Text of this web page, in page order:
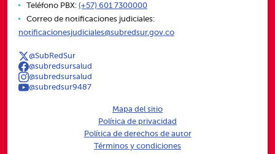
Teléfono PBX: (+57) 601 7300000
Correo de notificaciones judiciales:
notificacionesjudiciales@subredsur.gov.co
@SubRedSur
@subredsursalud
@subredsursalud
@subredsur9487
Mapa del sitio
Política de privacidad
Política de derechos de autor
Términos y condiciones